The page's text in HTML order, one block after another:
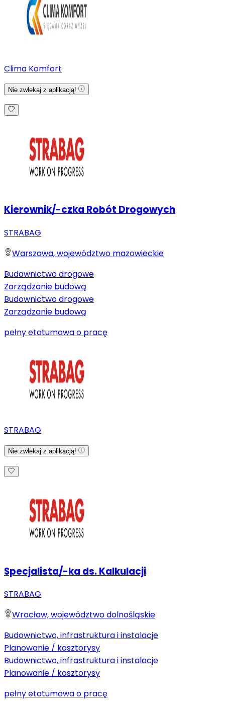
Clima Komfort
Nie zwlekaj z aplikacją!
Kierownik/-czka Robót Drogowych
STRABAG
Warszawa, województwo mazowieckie
Budownictwo drogowe
Zarządzanie budową
Budownictwo drogowe
Zarządzanie budową
pełny etatumowa o pracę
STRABAG
Nie zwlekaj z aplikacją!
Specjalista/-ka ds. Kalkulacji
STRABAG
Wrocław, województwo dolnośląskie
Budownictwo, infrastruktura i instalacje
Planowanie / kosztorysy
Budownictwo, infrastruktura i instalacje
Planowanie / kosztorysy
pełny etatumowa o pracę